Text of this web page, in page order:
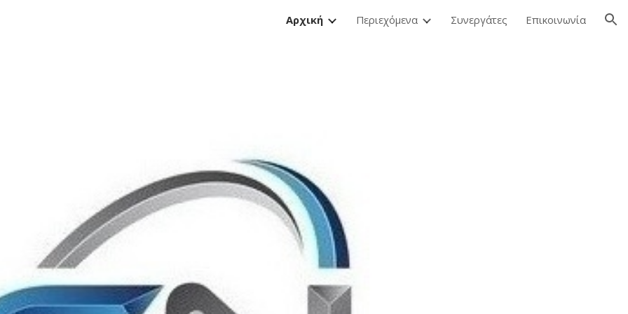
Skip to navigation
Αρχική Περιεχόμενα Συνεργάτες Επικοινωνία